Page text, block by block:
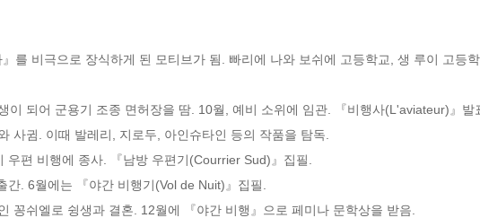
를 비극으로 장식하게 된 모티브가 됨. 빠리에 나와 보쉬에 고등학교, 생 루이 고등
되어 군용기 조종 면허장을 땀. 10월, 예비 소위에 임관. 『비행사(L'aviateur)』발
사귐. 이때 발레리, 지로두, 아인슈타인 등의 작품을 탐독.
편 비행에 종사. 『남방 우편기(Courrier Sud)』집필.
. 6월에는 『야간 비행기(Vol de Nuit)』집필.
꽁쉬엘로 슁생과 결혼. 12월에 『야간 비행』으로 페미나 문학상을 받음.